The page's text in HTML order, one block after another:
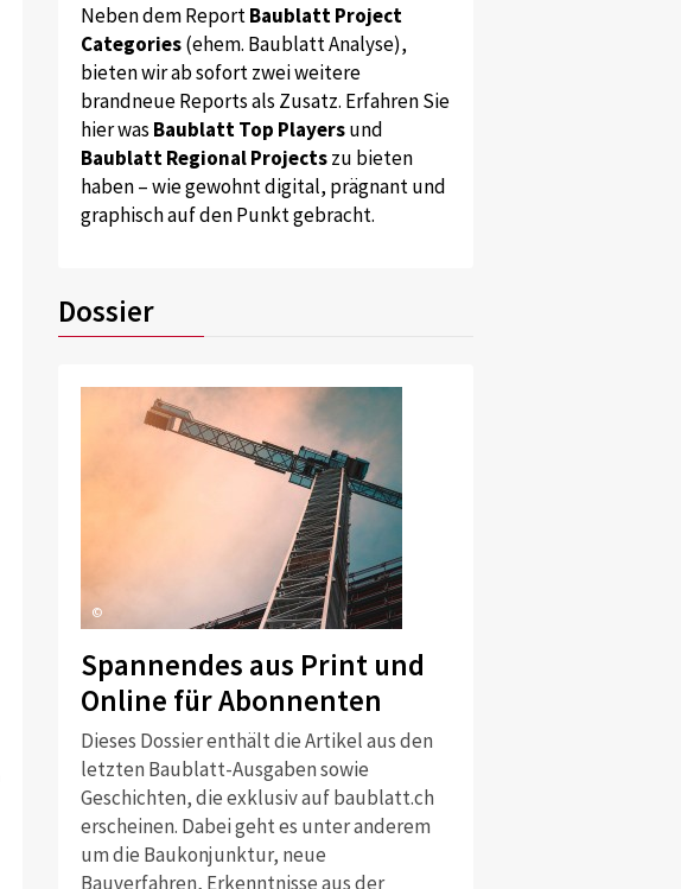
Neben dem ReportBaublatt Project
Categories(ehem. Baublatt Analyse),
bieten wir ab sofort zwei weitere
brandneue Reports als Zusatz. Erfahren Sie
hier was Baublatt Top Playersund
Baublatt Regional Projectszu bieten
haben – wie gewohnt digital, prägnant und
graphisch auf den Punkt gebracht.
Dossier
©
Spannendes aus Print und
Online für Abonnenten
Dieses Dossier enthält die Artikel aus den
letzten Baublatt-Ausgaben sowie
Geschichten, die exklusiv auf baublatt.ch
erscheinen. Dabei geht es unter anderem
um die Baukonjunktur, neue
Bauverfahren, Erkenntnisse aus der